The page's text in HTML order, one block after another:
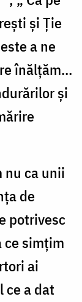
și Ție
a ne
înălțăm…
și
nu ca unii
de
potrivesc
ce simțim
ai
ce a dat